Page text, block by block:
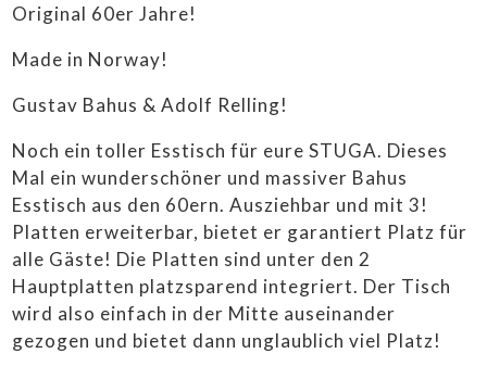
HÜTTENLIEBE ❤️
STUGALOVE SHOP
CONTEMPORARY ART
ANKAUF
LIEFERBEDINGUNGEN
IMPRESSUM
Original 60er Jahre!
Made in Norway!
Gustav Bahus & Adolf Relling!
Noch ein toller Esstisch für eure STUGA. Dieses
Mal ein wunderschöner und massiver Bahus
Esstisch aus den 60ern. Ausziehbar und mit 3!
Platten erweiterbar, bietet er garantiert Platz für
alle Gäste! Die Platten sind unter den 2
Hauptplatten platzsparend integriert. Der Tisch
wird also einfach in der Mitte auseinander
gezogen und bietet dann unglaublich viel Platz!